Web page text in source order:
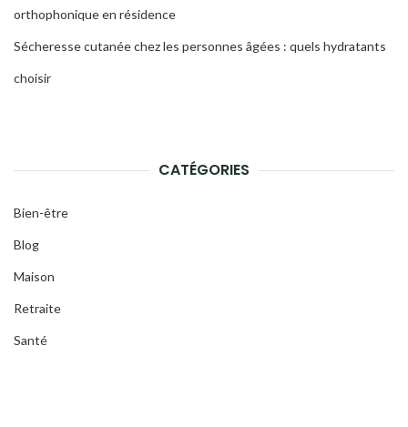
orthophonique en résidence
Sécheresse cutanée chez les personnes âgées : quels hydratants
choisir
CATÉGORIES
Bien-être
Blog
Maison
Retraite
Santé